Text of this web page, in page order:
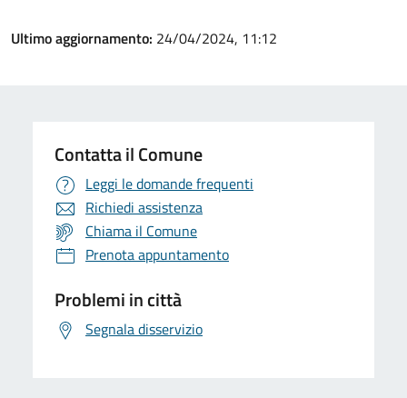
Ultimo aggiornamento: 24/04/2024, 11:12
Contatta il Comune
Leggi le domande frequenti
Richiedi assistenza
Chiama il Comune
Prenota appuntamento
Problemi in città
Segnala disservizio